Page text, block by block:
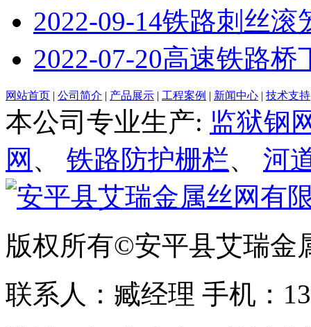
2022-09-14铁路刺丝滚
2022-07-20高速铁路桥
网站首页 | 公司简介 | 产品展示 | 工程案例 | 新闻中心 | 技术支持
本公司专业生产: 监狱钢
网 、 铁路防护栅栏、 河
版权所有©安平县艾瑞金
联系人：臧经理 手机：